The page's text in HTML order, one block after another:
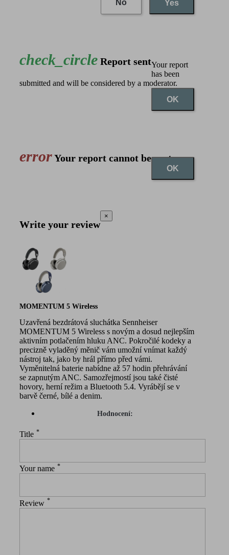
No Yes
check_circle Report sentYour report
has been
submitted and will be considered by a moderator.
OK
errorYour report cannot be sent
OK
Write your review
×
MOMENTUM 5 Wireless
Uzavřená bezdrátová sluchátka Sennheiser
MOMENTUM 5 Wireless s novým a dosud nejlepším
aktivním potlačením hluku ANC. Pokročilé kodeky a
precizně vyladěný měnič vám umožní vnímat každý
nástroj tak, jako by hrál přímo před vámi.
Vyměnitelná baterie nabídne až 57 hodin přehrávání
se zapnutým ANC. Samozřejmostí jsou také čisté
hovory, herní režim a Bluetooth 5.4. Vyrábějí se v
barvě černé, bílé a denim.
Hodnocení:
Title *
Your name *
Review *